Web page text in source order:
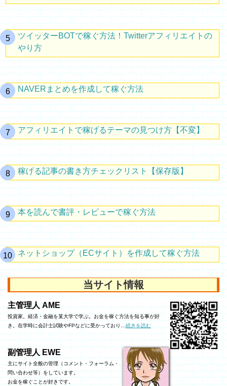
ツイッターBOTで稼ぐ方法！Twitterアフィリエイトの
やり方
NAVERまとめを作成して稼ぐ方法
アフィリエイトで稼げるテーマの見つけ方【不変】
稼げる記事の書き方チェックリスト【保存版】
本を読んで書評・レビューで稼ぐ方法
ネットショップ（ECサイト）を作成して稼ぐ方法
当サイト情報
主管理人 AME
投資家。経済・金融を某大学で学ぶ。お金を稼ぐ方法を知る事が好
き。在学時に会計士試験やFPなどに受かっており…続きを読む
副管理人 EWE
主にサイト全般の管理（コメント・フォーラム・
問い合わせ等）をしています。
お金を稼ぐことが好きです。